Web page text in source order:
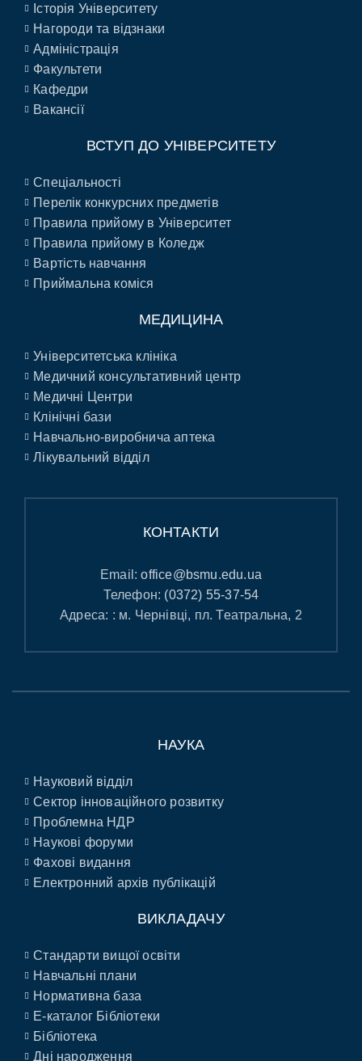
Історія Університету
Нагороди та відзнаки
Адміністрація
Факультети
Кафедри
Вакансії
ВСТУП ДО УНІВЕРСИТЕТУ
Спеціальності
Перелік конкурсних предметів
Правила прийому в Університет
Правила прийому в Коледж
Вартість навчання
Приймальна коміся
МЕДИЦИНА
Університетська клініка
Медичний консультативний центр
Медичні Центри
Клінічні бази
Навчально-виробнича аптека
Лікувальний відділ
КОНТАКТИ
Email:office@bsmu.edu.ua
Телефон: (0372) 55-37-54
Адреса: : м. Чернівці, пл. Театральна, 2
НАУКА
Науковий відділ
Сектор інноваційного розвитку
Проблемна НДР
Наукові форуми
Фахові видання
Електронний архів публікацій
ВИКЛАДАЧУ
Стандарти вищої освіти
Навчальні плани
Нормативна база
E-каталог Бібліотеки
Бібліотека
Дні народження